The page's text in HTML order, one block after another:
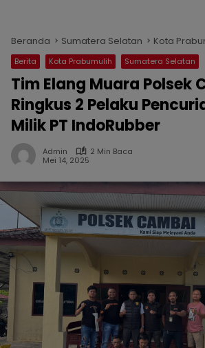
Beranda Sumatera Selatan Kota
Berita Kota Prabumulih Sumatera Selatan
Tim Elang Muara Polsek
Ringkus 2 Pelaku
Milik PT IndoRubber
Admin
2 Min Baca
Mei 14, 2025